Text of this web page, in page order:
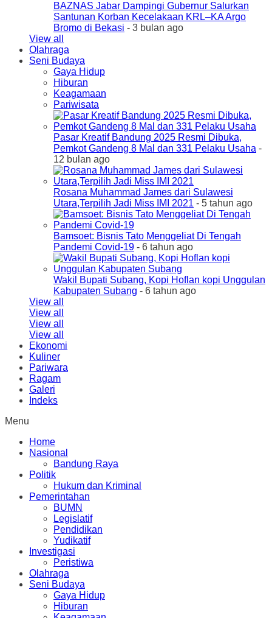
BAZNAS Jabar Dampingi Gubernur Salurkan
Santunan Korban Kecelakaan KRL–KA Argo
Bromo di Bekasi - 3 bulan ago
View all
Olahraga
Seni Budaya
Gaya Hidup
Hiburan
Keagamaan
Pariwisata
Pasar Kreatif Bandung 2025 Resmi Dibuka,
Pemkot Gandeng 8 Mal dan 331 Pelaku Usaha -
12 bulan ago
Rosana Muhammad James dari Sulawesi
Utara,Terpilih Jadi Miss IMI 2021 - 5 tahun ago
Bamsoet: Bisnis Tato Menggeliat Di Tengah
Pandemi Covid-19 - 6 tahun ago
Wakil Bupati Subang, Kopi Hoflan kopi Unggulan
Kabupaten Subang - 6 tahun ago
View all
View all
View all
View all
Ekonomi
Kuliner
Pariwara
Ragam
Galeri
Indeks
Menu
Home
Nasional
Bandung Raya
Politik
Hukum dan Kriminal
Pemerintahan
BUMN
Legislatif
Pendidikan
Yudikatif
Investigasi
Peristiwa
Olahraga
Seni Budaya
Gaya Hidup
Hiburan